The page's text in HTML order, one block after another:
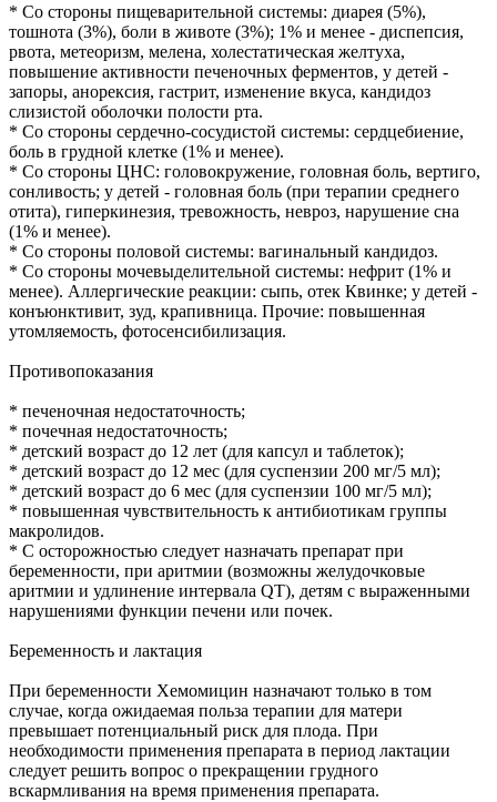
* Со стороны пищеварительной системы: диарея (5%),
тошнота (3%), боли в животе (3%); 1% и менее - диспепсия,
рвота, метеоризм, мелена, холестатическая желтуха,
повышение активности печеночных ферментов, у детей -
запоры, анорексия, гастрит, изменение вкуса, кандидоз
слизистой оболочки полости рта.
* Со стороны сердечно-сосудистой системы: сердцебиение,
боль в грудной клетке (1% и менее).
* Со стороны ЦНС: головокружение, головная боль, вертиго,
сонливость; у детей - головная боль (при терапии среднего
отита), гиперкинезия, тревожность, невроз, нарушение сна
(1% и менее).
* Со стороны половой системы: вагинальный кандидоз.
* Со стороны мочевыделительной системы: нефрит (1% и
менее). Аллергические реакции: сыпь, отек Квинке; у детей -
конъюнктивит, зуд, крапивница. Прочие: повышенная
утомляемость, фотосенсибилизация.
Противопоказания
* печеночная недостаточность;
* почечная недостаточность;
* детский возраст до 12 лет (для капсул и таблеток);
* детский возраст до 12 мес (для суспензии 200 мг/5 мл);
* детский возраст до 6 мес (для суспензии 100 мг/5 мл);
* повышенная чувствительность к антибиотикам группы
макролидов.
* С осторожностью следует назначать препарат при
беременности, при аритмии (возможны желудочковые
аритмии и удлинение интервала QT), детям с выраженными
нарушениями функции печени или почек.
Беременность и лактация
При беременности Хемомицин назначают только в том
случае, когда ожидаемая польза терапии для матери
превышает потенциальный риск для плода. При
необходимости применения препарата в период лактации
следует решить вопрос о прекращении грудного
вскармливания на время применения препарата.